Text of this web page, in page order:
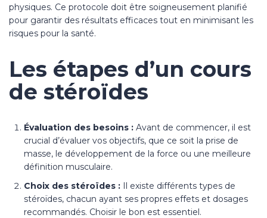
physiques. Ce protocole doit être soigneusement planifié
pour garantir des résultats efficaces tout en minimisant les
risques pour la santé.
Les étapes d’un cours
de stéroïdes
Évaluation des besoins : Avant de commencer, il est
crucial d’évaluer vos objectifs, que ce soit la prise de
masse, le développement de la force ou une meilleure
définition musculaire.
Choix des stéroïdes : Il existe différents types de
stéroïdes, chacun ayant ses propres effets et dosages
recommandés. Choisir le bon est essentiel.